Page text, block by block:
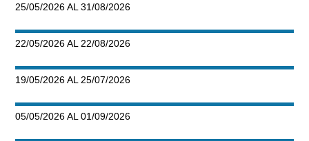
25/05/2026 AL 31/08/2026
22/05/2026 AL 22/08/2026
19/05/2026 AL 25/07/2026
05/05/2026 AL 01/09/2026